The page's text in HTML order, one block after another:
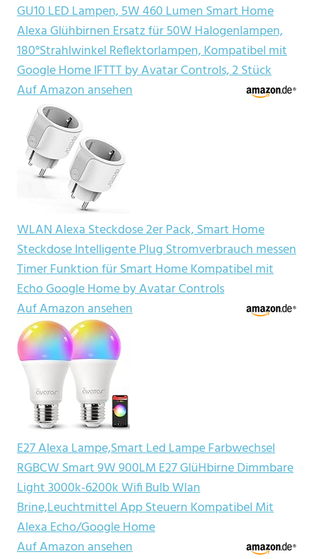
GU10 LED Lampen, 5W 460 Lumen Smart Home
Alexa Glühbirnen Ersatz für 50W Halogenlampen,
180°Strahlwinkel Reflektorlampen, Kompatibel mit
Google Home IFTTT by Avatar Controls, 2 Stück
Auf Amazon ansehen
WLAN Alexa Steckdose 2er Pack, Smart Home
Steckdose Intelligente Plug Stromverbrauch messen
Timer Funktion für Smart Home Kompatibel mit
Echo Google Home by Avatar Controls
Auf Amazon ansehen
E27 Alexa Lampe,Smart Led Lampe Farbwechsel
RGBCW Smart 9W 900LM E27 GlüHbirne Dimmbare
Light 3000k-6200k Wifi Bulb Wlan
Brine,Leuchtmittel App Steuern Kompatibel Mit
Alexa Echo/Google Home
Auf Amazon ansehen